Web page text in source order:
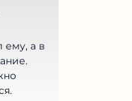
ему, а в